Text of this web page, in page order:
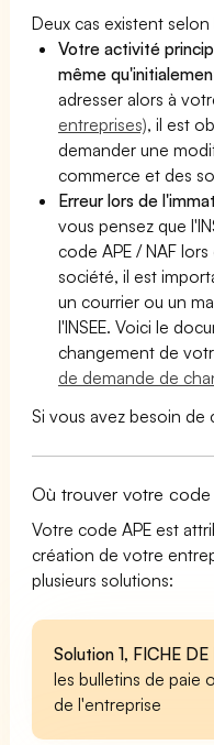
Deux cas existent
Votre activité
même
adresser alors à
entreprises), il est
demander une
commerce et des
Erreur lors de
vous pensez que
code APE / NAF
société, il est
un courrier ou un
l'INSEE. Voici le
changement de
de demande de
Si vous avez besoin
Où trouver votre code
Votre code APE est
création de votre
plusieurs solutions:
Solution 1, FICHE DE
les bulletins de paie
de l'entreprise